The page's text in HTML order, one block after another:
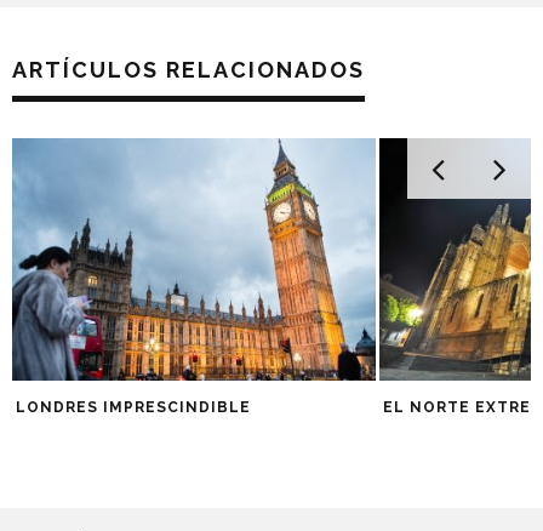
ARTÍCULOS RELACIONADOS
LONDRES IMPRESCINDIBLE EL NORTE